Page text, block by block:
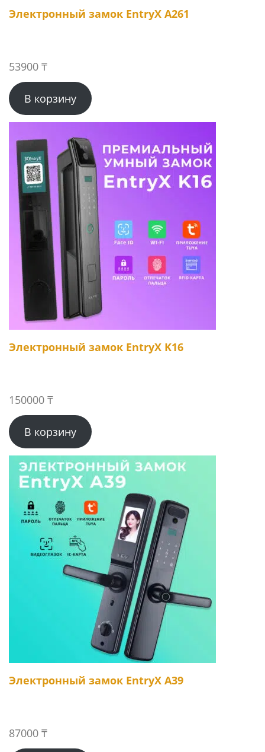
Электронный замок EntryX A261
53900 ₸
В корзину
Электронный замок EntryX K16
150000 ₸
В корзину
Электронный замок EntryX A39
87000 ₸